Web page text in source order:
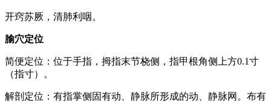
开窍苏厥，清肺利咽。
腧穴定位
简便定位：位于手指，拇指末节桡侧，指甲根角侧上方0.1寸
（指寸）。
解剖定位：有指掌侧固有动、静脉所形成的动、静脉网。布有